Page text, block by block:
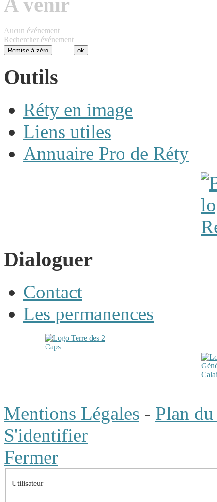
A venir
Aucun événement
Rechercher événement
Outils
Réty en image
Liens utiles
Annuaire Pro de Réty
Dialoguer
Contact
Les permanences
Mentions Légales - Plan
S'identifier
Fermer
Utilisateur